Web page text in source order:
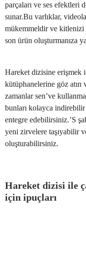
parçaları ve ses efektleri
sunar.Bu varlıklar,
mükemmeldir ve
son ürün oluşturmanıza
Hareket dizisine erişmek
kütüphanelerine göz atın
zamanlar sen’ve
bunları kolayca indirebilir
entegre edebilirsiniz.’S
yeni zirvelere taşıyabilir
oluşturabilirsiniz.
Hareket dizisi ile
için ipuçları